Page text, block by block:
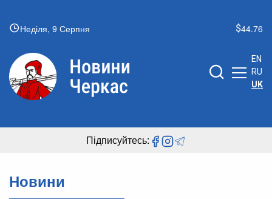
Неділя, 9 Серпня 44.76
EN
RU
UK
Підписуйтесь:
Новини